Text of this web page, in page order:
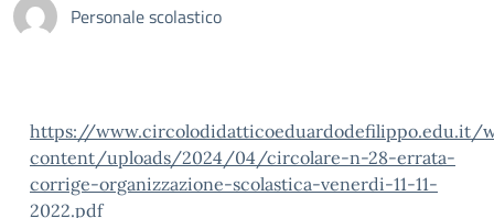
Personale scolastico
https://www.circolodidatticoeduardodefilippo.edu.it/
content/uploads/2024/04/circolare-n-28-errata-
corrige-organizzazione-scolastica-venerdi-11-11-
2022.pdf